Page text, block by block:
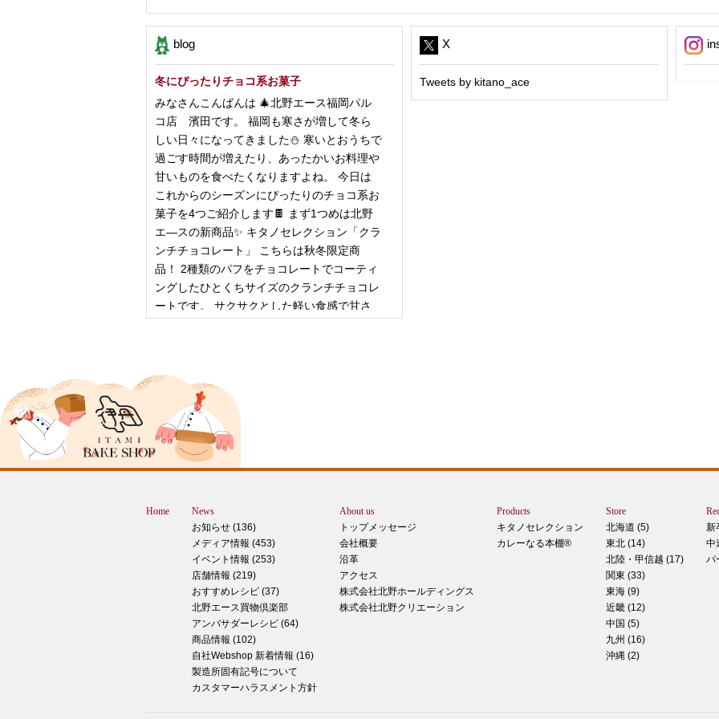
blog
冬にぴったりチョコ系お菓子
みなさんこんばんは 🎄北野エース福岡パル
コ店 濱田です。 福岡も寒さが増して冬ら
しい日々になってきました⛄️ 寒いとおうちで
過ごす時間が増えたり、あったかいお料理や
甘いものを食べたくなりますよね。 今日は
これからのシーズンにぴったりのチョコ系お
菓子を4つご紹介します🍫 まず1つめは北野
エ―スの新商品✨ キタノセレクション「クラ
ンチチョコレート」 こちらは秋冬限定商
品！ 2種類のパフをチョコレートでコーティ
ングしたひとくちサイズのクランチチョコレ
ートです。 サクサクとした軽い食感で甘さ
ピザ立ちぬ
ブログをご覧の皆様、こんにちは！北野エー
スMOMOテラス店の大西です。 いきなりで
すが、これは何だと思いますか？ ヒントは
12月に活躍するあの食べ物です！ はんぺ
す。 それでは正解発表です。リバースカー
ドオープン！！ なんと四角いピザなんで
す！今回は冬に大活躍のピザ、紹介いたしま
す。 キタノセレクション手のばしピザ マ
ルゲリータ 北野エースオリジナル商品のピ
ザになります。特徴は何といってもこの形！
生地はひとつひとつ手で
2024年12月14日
もっちもち！和スイーツと一緒に素敵なティ
ータイムを ♪
X
Tweets by kitano_ace
Home
News
お知らせ (136)
メディア情報 (453)
イベント情報 (253)
店舗情報 (219)
おすすめレシピ (37)
北野エース買物倶楽部
アンバサダーレシピ (64)
商品情報 (102)
自社Webshop 新着情報 (16)
製造所固有記号について
カスタマーハラスメント方針
About us
トップメッセージ
会社概要
沿革
アクセス
株式会社北野ホールディングス
株式会社北野クリエーション
Products
キタノセレクション
カレーなる本棚®
Store
北海道 (5)
東北 (14)
北陸・甲信越 (17)
関東 (33)
東海 (9)
近畿 (12)
中国 (5)
九州 (16)
沖縄 (2)
新
中
パ